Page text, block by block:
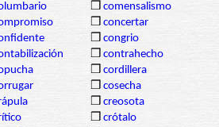
❒ comensalismo
❒ concertar
❒ congrio
❒ contrahecho
❒ cordillera
❒ cosecha
❒ creosota
❒ crótalo